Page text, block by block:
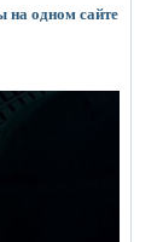
на одном сайте